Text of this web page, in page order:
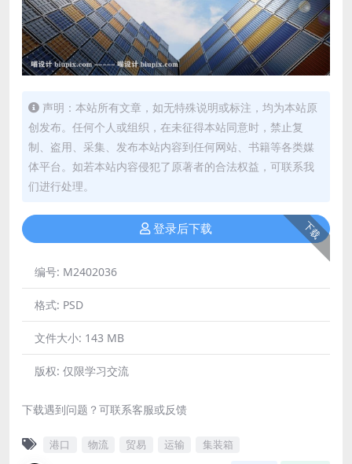
声明：本站所有文章，如无特殊说明或标注，均为本站原
创发布。任何个人或组织，在未征得本站同意时，禁止复
制、盗用、采集、发布本站内容到任何网站、书籍等各类媒
体平台。如若本站内容侵犯了原著者的合法权益，可联系我
们进行处理。
下载
登录后下载
编号: M2402036
格式: PSD
文件大小: 143 MB
版权: 仅限学习交流
下载遇到问题？可联系客服或反馈
港口 物流 贸易 运输 集装箱